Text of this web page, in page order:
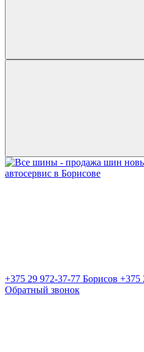
+375 29 972-37-77 Борисов +375
Обратный звонок